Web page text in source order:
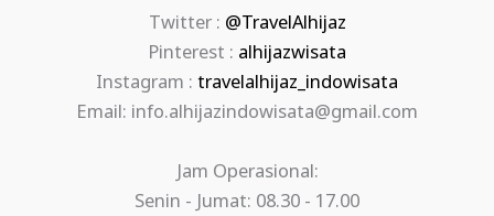
Twitter : @TravelAlhijaz
Pinterest : alhijazwisata
Instagram : travelalhijaz_indowisata
Email: info.alhijazindowisata@gmail.com
Jam Operasional:
Senin - Jumat: 08.30 - 17.00